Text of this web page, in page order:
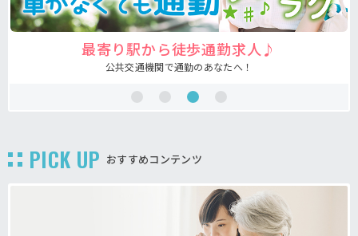
最寄り駅から徒歩通勤求人♪
公共交通機関で通勤のあなたへ！
PICK UP おすすめコンテンツ